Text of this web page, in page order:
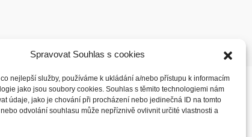
Spravovat Souhlas s cookies
nejlepší služby, používáme k ukládání a/nebo přístupu k informacím
jako jsou soubory cookies. Souhlas s těmito technologiemi nám
údaje, jako je chování při procházení nebo jedinečná ID na tomto
odvolání souhlasu může nepříznivě ovlivnit určité vlastnosti a